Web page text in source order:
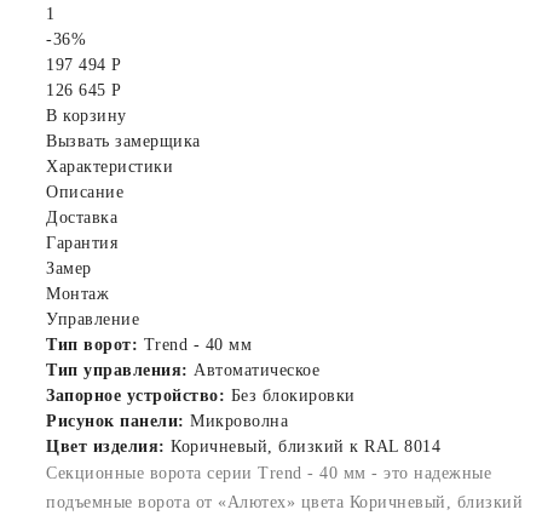
1
-36%
197 494 Р
126 645 Р
В корзину
Вызвать замерщика
Характеристики
Описание
Доставка
Гарантия
Замер
Монтаж
Управление
Тип ворот: Trend - 40 мм
Тип управления: Автоматическое
Запорное устройство: Без блокировки
Рисунок панели: Микроволна
Цвет изделия: Коричневый, близкий к RAL 8014
Секционные ворота серии Trend - 40 мм - это надежные
подъемные ворота от «Алютех» цвета Коричневый, близкий